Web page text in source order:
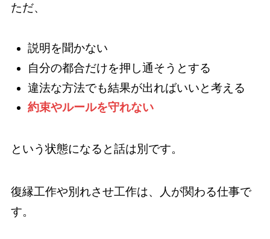
ただ、
説明を聞かない
自分の都合だけを押し通そうとする
違法な方法でも結果が出ればいいと考える
約束やルールを守れない
という状態になると話は別です。
復縁工作や別れさせ工作は、人が関わる仕事で
す。